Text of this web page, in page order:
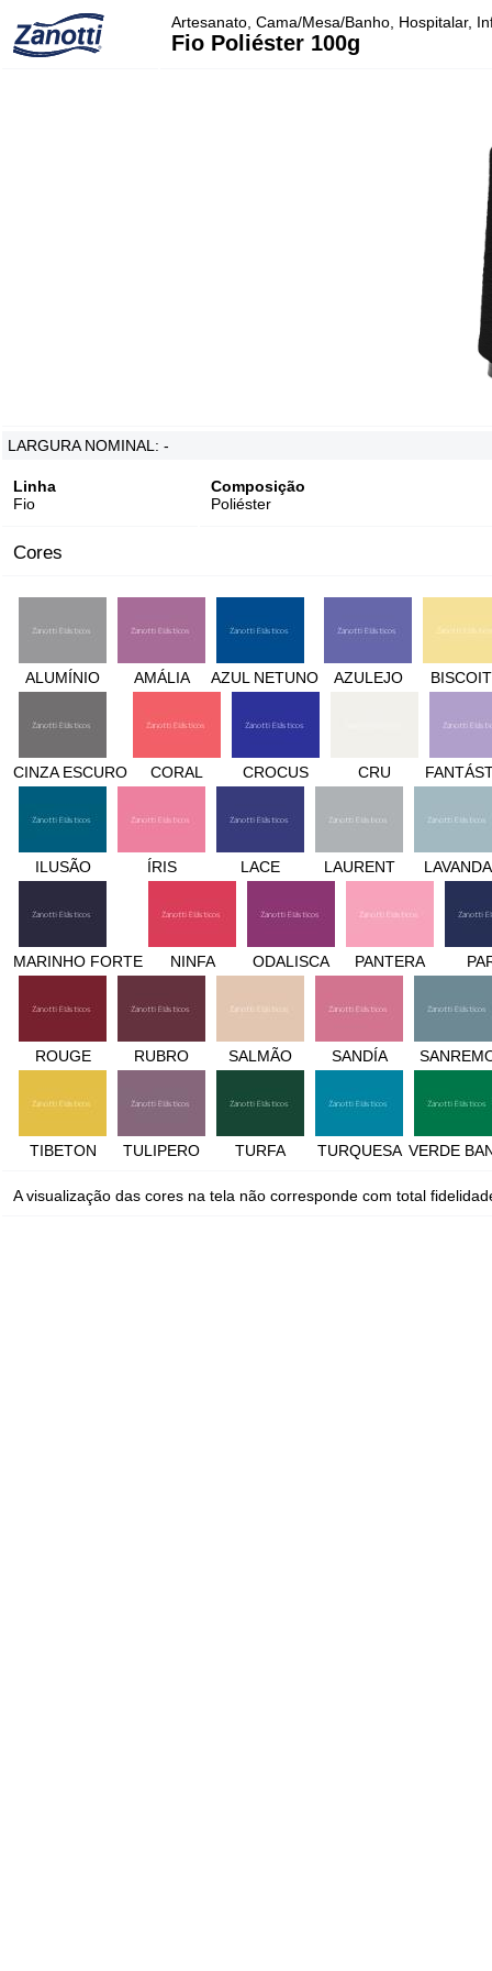
Artesanato, Cama/Mesa/Banho, Hospitalar,
Fio Poliéster 100g
LARGURA NOMINAL: -
Linha
Fio
Composição
Poliéster
Cores
ALUMÍNIO AMÁLIA AZUL NETUNO AZULEJO
CINZA ESCURO CORAL CROCUS CRU
ILUSÃO ÍRIS LACE LAURENT LAVANDA
MARINHO FORTE NINFA ODALISCA PANTERA
ROUGE RUBRO SALMÃO SANDÍA
TIBETON TULIPERO TURFA TURQUESA VERDE
A visualização das cores na tela não corresponde com total